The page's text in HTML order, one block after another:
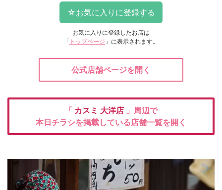
お気に入りに登録したお店は
「 トップページ 」に表示されます。
公式店舗ページを開く
「 カスミ 大洋店 」周辺で
本日チラシを掲載している店舗一覧を開く